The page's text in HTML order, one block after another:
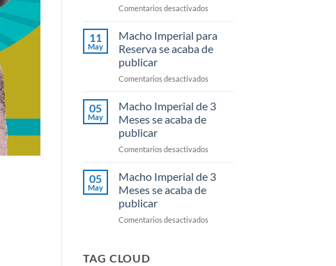
de
Comentarios desactivadosen
Reserva
acaba
publicar
11
May
Macho Imperial para
Reserva se acaba de
publicar
Comentarios desactivadosen
Imperial
acaba
publicar
05
May
Macho Imperial de 3
Meses se acaba de
publicar
Comentarios desactivadosen
Imperial
se
05
May
Macho Imperial de 3
Meses se acaba de
publicar
Comentarios desactivadosen
TAG CLOUD